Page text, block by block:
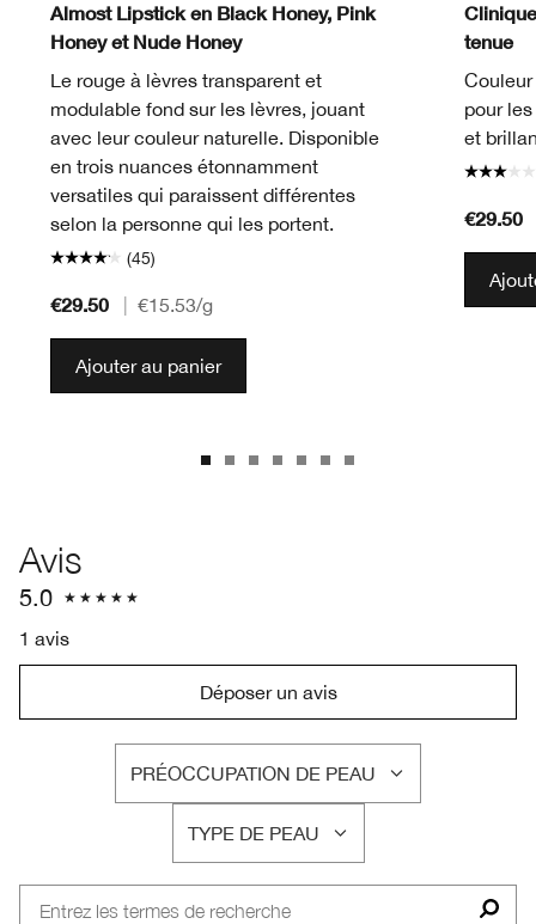
Almost Lipstick en Black Honey, Pink
Honey et Nude Honey
Le rouge à lèvres transparent et
modulable fond sur les lèvres, jouant
avec leur couleur naturelle. Disponible
en trois nuances étonnamment
versatiles qui paraissent différentes
selon la personne qui les portent.
(45)
€29.50 €15.53/g
Ajouter au panier
tenue
pour
et
€29.50
Avis
5.0
1 avis
Déposer un avis
PRÉOCCUPATION DE PEAU
FRANÇAIS
TYPE DE PEAU
FRANÇAIS